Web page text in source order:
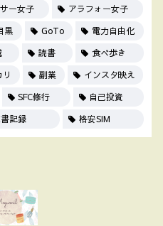
ー女子
アラフォー女子
黒 GoTo
電力自由化
読書
食べ歩き
リ 副業
インスタ映え
SFC修行
自己投資
記録 格安SIM